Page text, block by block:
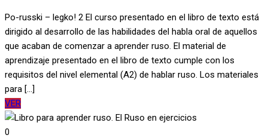
Po-russki – legko! 2 El curso presentado en el libro de texto está
dirigido al desarrollo de las habilidades del habla oral de aquellos
que acaban de comenzar a aprender ruso. El material de
aprendizaje presentado en el libro de texto cumple con los
requisitos del nivel elemental (A2) de hablar ruso. Los materiales
para [...]
VER
0